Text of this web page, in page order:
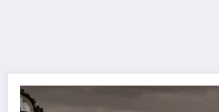
Call of Duty: Warzone Mobile in arrivo il 21